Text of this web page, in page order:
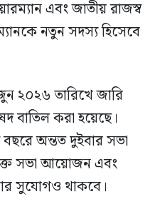
এবং জাতীয় রাজস্ব
নতুন সদস্য হিসেবে
২০২৬ তারিখে জারি
বাতিল করা হয়েছে।
অন্তত দুইবার সভা
সভা আয়োজন এবং
সুযোগও থাকবে।